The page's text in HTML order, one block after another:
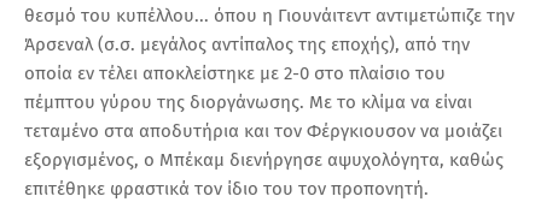
θεσμό του κυπέλλου... όπου η Γιουνάιτεντ αντιμετώπιζε την
Άρσεναλ (σ.σ. μεγάλος αντίπαλος της εποχής), από την
οποία εν τέλει αποκλείστηκε με 2-0 στο πλαίσιο του
πέμπτου γύρου της διοργάνωσης. Με το κλίμα να είναι
τεταμένο στα αποδυτήρια και τον Φέργκιουσον να μοιάζει
εξοργισμένος, ο Μπέκαμ διενήργησε αψυχολόγητα, καθώς
επιτέθηκε φραστικά τον ίδιο του τον προπονητή.